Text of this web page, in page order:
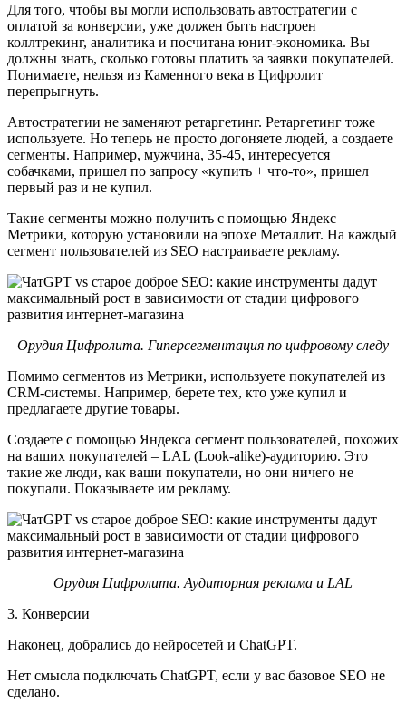
Для того, чтобы вы могли использовать автостратегии с
оплатой за конверсии, уже должен быть настроен
коллтрекинг, аналитика и посчитана юнит-экономика. Вы
должны знать, сколько готовы платить за заявки покупателей.
Понимаете, нельзя из Каменного века в Цифролит
перепрыгнуть.
Автостратегии не заменяют ретаргетинг. Ретаргетинг тоже
используете. Но теперь не просто догоняете людей, а создаете
сегменты. Например, мужчина, 35-45, интересуется
собачками, пришел по запросу «купить + что-то», пришел
первый раз и не купил.
Такие сегменты можно получить с помощью Яндекс
Метрики, которую установили на эпохе Металлит. На каждый
сегмент пользователей из SEO настраиваете рекламу.
Орудия Цифролита. Гиперсегментация по цифровому следу
Помимо сегментов из Метрики, используете покупателей из
CRM-системы. Например, берете тех, кто уже купил и
предлагаете другие товары.
Создаете с помощью Яндекса сегмент пользователей, похожих
на ваших покупателей – LAL (Look-alike)-аудиторию. Это
такие же люди, как ваши покупатели, но они ничего не
покупали. Показываете им рекламу.
Орудия Цифролита. Аудиторная реклама и LAL
3. Конверсии
Наконец, добрались до нейросетей и ChatGPT.
Нет смысла подключать ChatGPT, если у вас базовое SEO не
сделано.